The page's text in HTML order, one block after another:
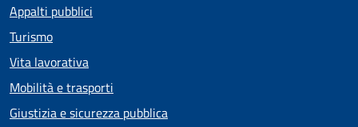
Appalti pubblici
Turismo
Vita lavorativa
Mobilità e trasporti
Giustizia e sicurezza pubblica